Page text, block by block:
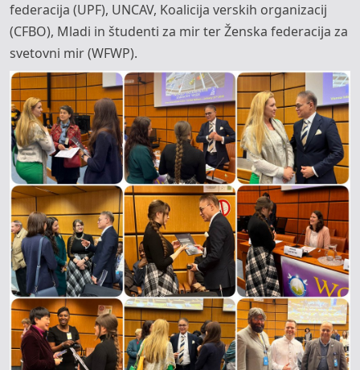
federacija (UPF), UNCAV, Koalicija verskih organizacij
(CFBO), Mladi in študenti za mir ter Ženska federacija za
svetovni mir (WFWP).